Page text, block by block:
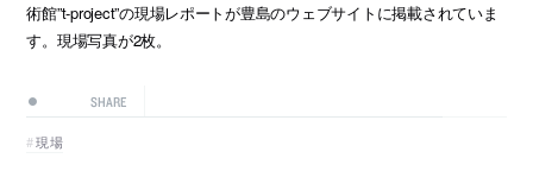
術館”t-project”の現場レポートが豊島のウェブサイトに掲載されていま
す。現場写真が2枚。
SHARE
現場